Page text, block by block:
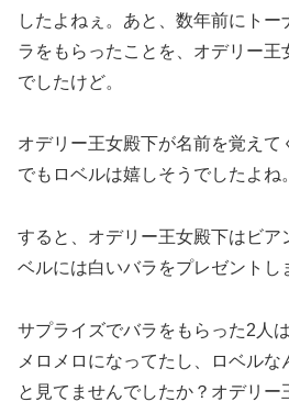
したよねぇ。あと、数年前にト
ラをもらったことを、オデリー王
でしたけど。
オデリー王女殿下が名前を覚えて
でもロベルは嬉しそうでしたよね。
すると、オデリー王女殿下はビア
ベルには白いバラをプレゼントし
サプライズでバラをもらった2人
メロメロになってたし、ロベル
と見てませんでしたか？オデリー